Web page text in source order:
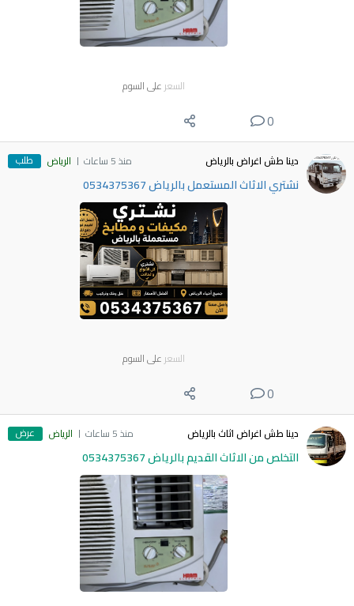
السعر على السوم
0
دينا طش اغراض بالرياض منذ 5 ساعات الرياض طلب
نشتري الاثاث المستعمل بالرياض 0534375367
السعر على السوم
0
دينا طش اغراض اثاث بالرياض منذ 5 ساعات الرياض عرض
التخلص من الاثاث القديم بالرياض 0534375367